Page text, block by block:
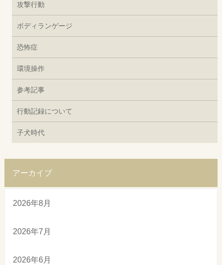
攻撃行動
ボディランゲージ
恐怖症
環境操作
参考記事
行動記録について
子犬時代
アーカイブ
2026年8月
2026年7月
2026年6月